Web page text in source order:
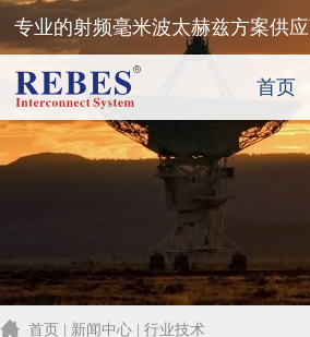
专业的射频毫米波太赫兹方案供
首页
首页 | 新闻中心 | 行业技术